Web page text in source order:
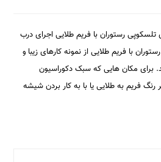
رستوران با فریم طلایی اجرای درب
با فریم طلایی از نمونه کارهای زیبا و
برای مکان هایی که سبک دکوراسیون
رنگ فریم به طلایی یا با به کار بردن شیشه